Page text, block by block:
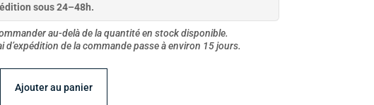
sous 24–48h.
au-delà de la quantité en stock disponible.
d’expédition de la commande passe à environ 15 jours.
Ajouter au panier